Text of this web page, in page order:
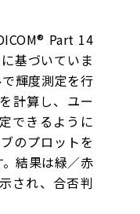
Part 14
基づいていま
輝度測定を行
計算し、ユー
できるように
のプロットを
結果は緑／赤
され、合否判